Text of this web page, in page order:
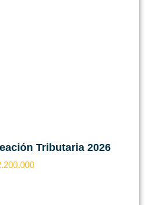
Tributaria 2026